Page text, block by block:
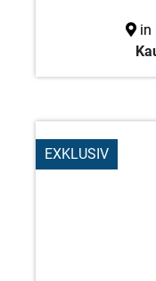
in
EXKLUSIV